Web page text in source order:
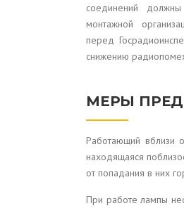
соединений
монтажной
перед
снижению
МЕРЫ
Работающий вблизи
находящаяся
от попадания в них
При работе лампы